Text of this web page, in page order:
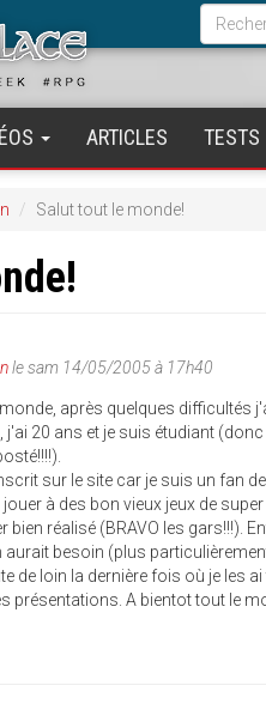
de
ARTICLES TESTS
Salut tout le monde!
lesam 14/05/2005 à 17h40
après quelques difficultés
j'ai 20 ans et je suis étudiant
sur le site car je suis un fan
à des bon vieux jeux de
bien réalisé (BRAVO les gars!!!).
aurait besoin (plus
de loin la dernière fois où je les ai
présentations. A bientot tout le